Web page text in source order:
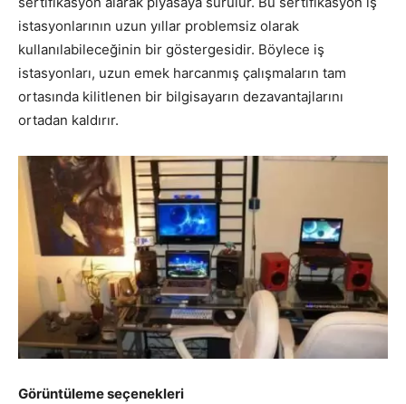
istasyonlarının uzun yıllar problemsiz olarak
kullanılabileceğinin bir göstergesidir. Böylece iş
istasyonları, uzun emek harcanmış çalışmaların tam
ortasında kilitlenen bir bilgisayarın dezavantajlarını
ortadan kaldırır.
Görüntüleme seçenekleri